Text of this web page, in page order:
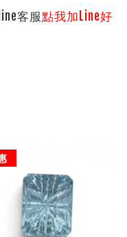
客服點我加Line好